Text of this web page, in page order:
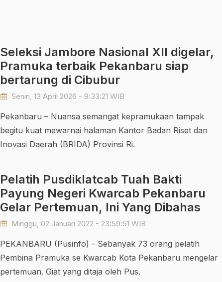
Seleksi Jambore Nasional XII digelar,
Pramuka terbaik Pekanbaru siap
bertarung di Cibubur
Senin, 13 April 2026 - 9:33:21 WIB
Pekanbaru – Nuansa semangat kepramukaan tampak
begitu kuat mewarnai halaman Kantor Badan Riset dan
Inovasi Daerah (BRIDA) Provinsi Ri.
Pelatih Pusdiklatcab Tuah Bakti
Payung Negeri Kwarcab Pekanbaru
Gelar Pertemuan, Ini Yang Dibahas
Minggu, 02 Januari 2022 - 23:59:51 WIB
PEKANBARU (Pusinfo) - Sebanyak 73 orang pelatih
Pembina Pramuka se Kwarcab Kota Pekanbaru mengelar
pertemuan. Giat yang ditaja oleh Pus.